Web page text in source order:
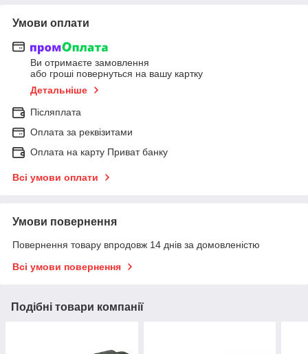
Умови оплати
Ви отримаєте замовлення
або гроші повернуться на вашу картку
Детальніше
Післяплата
Оплата за реквізитами
Оплата на карту Приват банку
Всі умови оплати
Умови повернення
Повернення товару впродовж 14 днів за домовленістю
Всі умови повернення
Подібні товари компанії